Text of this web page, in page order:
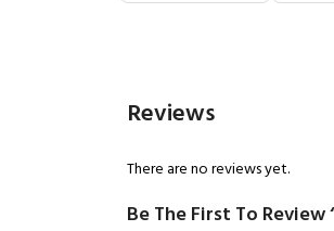
Reviews
There are no reviews yet.
Be The First To Review